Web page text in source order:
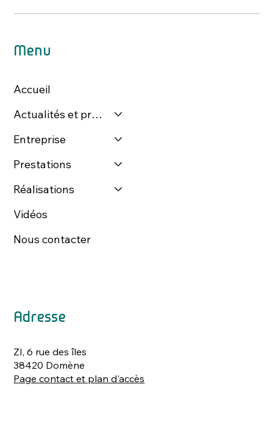
Menu
Accueil
Actualités et presse
Entreprise
Prestations
Réalisations
Vidéos
Nous contacter
Adresse
ZI, 6 rue des îles
38420 Domène
Page contact et plan d'accès